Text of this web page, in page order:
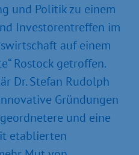
und Politik zu einem
Investorentreffen im
auf einem
Rostock getroffen.
Dr. Stefan Rudolph
Gründungen
und eine
etablierten